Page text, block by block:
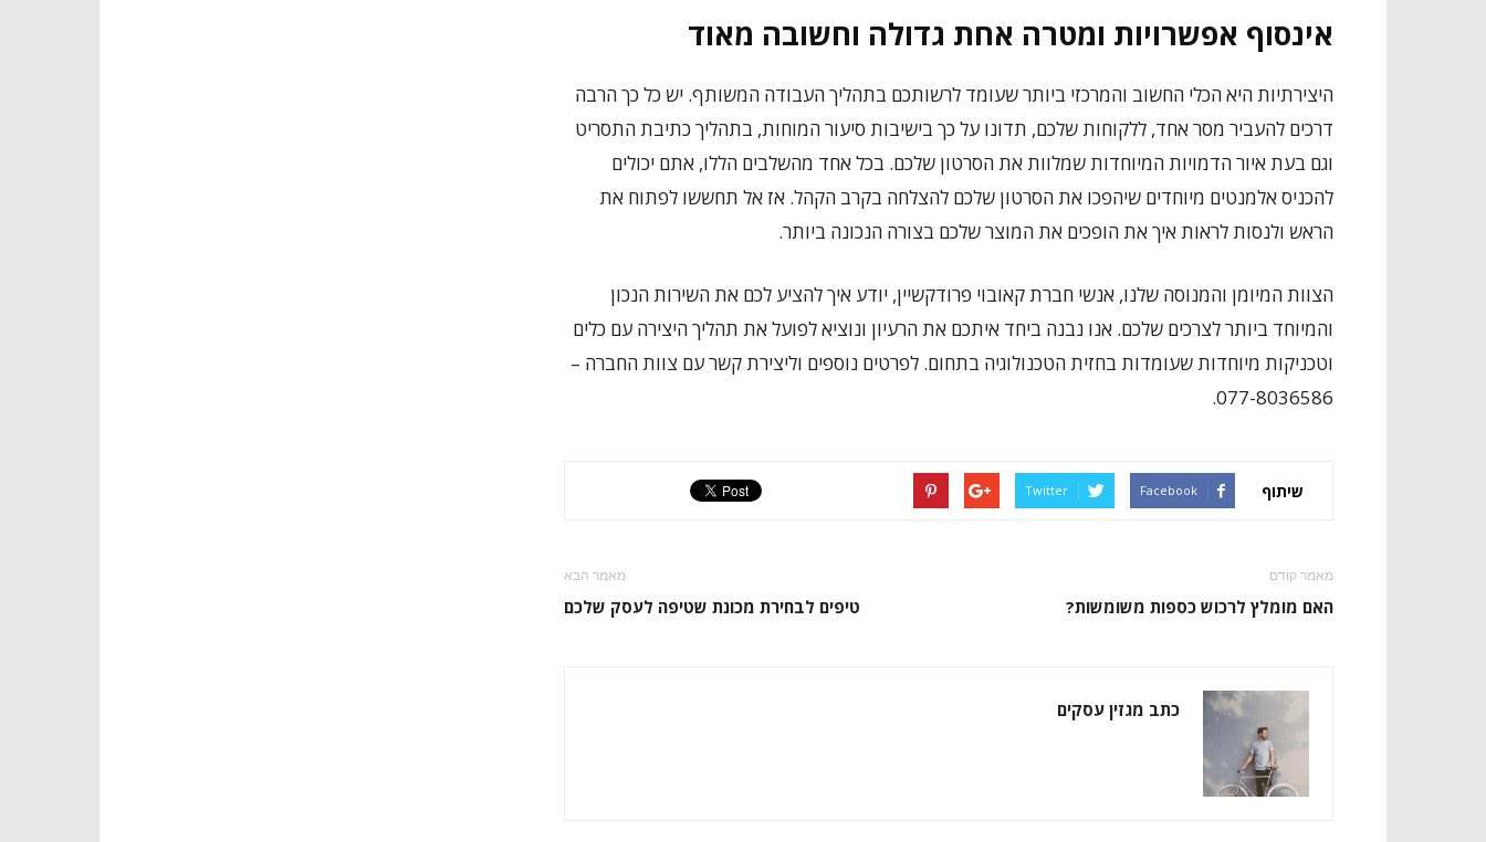
אינסוף אפשרויות ומטרה אחת גדולה וחשובה מאוד
היצירתיות היא הכלי החשוב והמרכזי ביותר שעומד לרשותכם בתהליך העבודה המשותף. יש כל כך הרבה
דרכים להעביר מסר אחד, ללקוחות שלכם, תדונו על כך בישיבות סיעור המוחות, בתהליך כתיבת התסריט
וגם בעת איור הדמויות המיוחדות שמלוות את הסרטון שלכם. בכל אחד מהשלבים הללו, אתם יכולים
להכניס אלמנטים מיוחדים שיהפכו את הסרטון שלכם להצלחה בקרב הקהל. אז אל תחששו לפתוח את
הראש ולנסות לראות איך את הופכים את המוצר שלכם בצורה הנכונה ביותר.
הצוות המיומן והמנוסה שלנו, אנשי חברת קאובוי פרודקשיין, יודע איך להציע לכם את השירות הנכון
והמיוחד ביותר לצרכים שלכם. אנו נבנה ביחד איתכם את הרעיון ונוציא לפועל את תהליך היצירה עם כלים
וטכניקות מיוחדות שעומדות בחזית הטכנולוגיה בתחום. לפרטים נוספים וליצירת קשר עם צוות החברה –
077-8036586.
שיתוף Facebook
Twitter
מאמר קודם
האם מומלץ לרכוש כספות משומשות?
מאמר הבא
טיפים לבחירת מכונת שטיפה לעסק שלכם
כתב מגזין עסקים